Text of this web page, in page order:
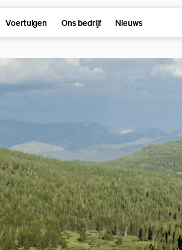
Voertuigen Ons bedrijf Nieuws